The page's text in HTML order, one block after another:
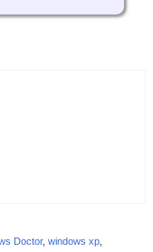
Doctor, windows xp,